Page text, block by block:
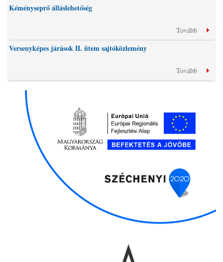
Kéményseprő álláslehetőség
Tovább
Versenyképes járások II. ütem sajtóközlemény
Tovább